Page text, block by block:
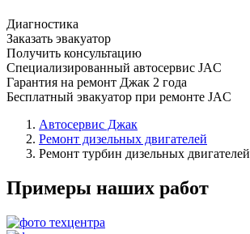
Диагностика
Заказать эвакуатор
Получить консультацию
Специализированный автосервис JAC
Гарантия на ремонт Джак 2 года
Бесплатный эвакуатор при ремонте JAC
Автосервис Джак
Ремонт дизельных двигателей
Ремонт турбин дизельных двигателей
Примеры наших работ